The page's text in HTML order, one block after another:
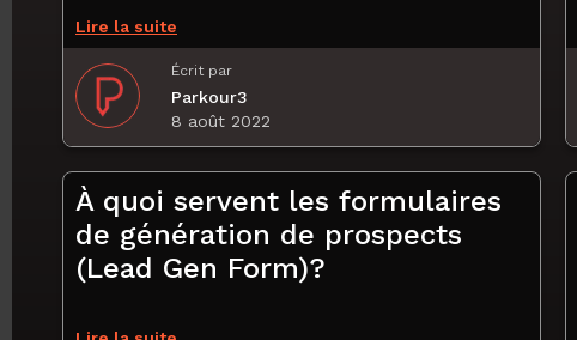
Lire la suite
Écrit par
Parkour3
8 août 2022
À quoi servent les formulaires
de génération de prospects
(Lead Gen Form)?